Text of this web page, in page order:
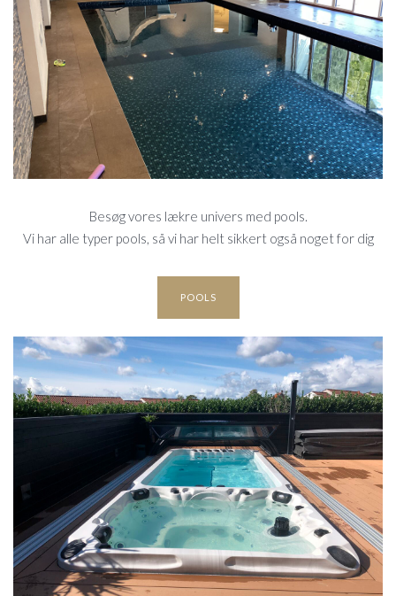
SWIMMING
POOLS
Besøg vores lækre univers med pools.
Vi har alle typer pools, så vi har helt sikkert også noget for dig
POOLS
UDESPA OG
SWIMSPA